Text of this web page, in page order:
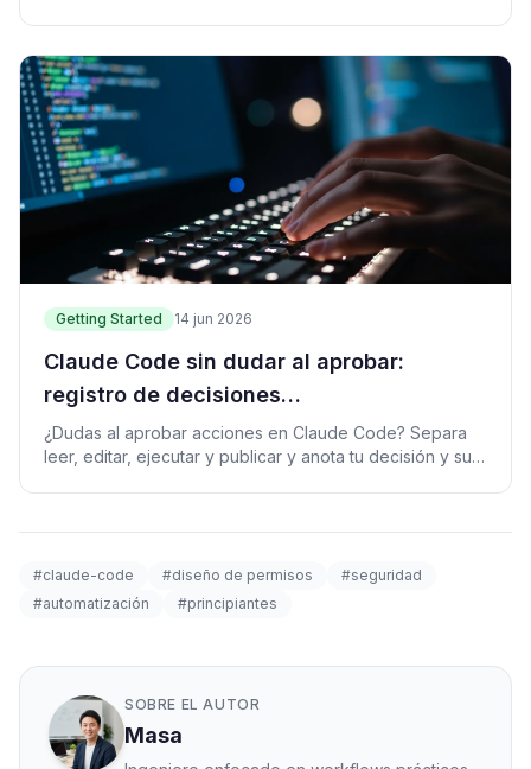
Getting Started 14 jun 2026
Claude Code sin dudar al aprobar:
registro de decisiones
read/edit/run/deploy
¿Dudas al aprobar acciones en Claude Code? Separa
leer, editar, ejecutar y publicar y anota tu decisión y su
#claude-code #diseño de permisos
#seguridad
#automatización
#principiantes
SOBRE EL AUTOR
Masa